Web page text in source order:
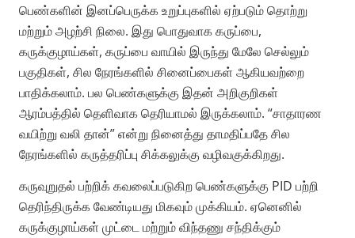
பெண்களின் இனப்பெருக்க உறுப்புகளில் ஏற்படும் தொற்று
மற்றும் அழற்சி நிலை. இது பொதுவாக கருப்பை,
கருக்குழாய்கள், கருப்பை வாயில் இருந்து மேலே செல்லும்
பகுதிகள், சில நேரங்களில் சினைப்பைகள் ஆகியவற்றை
பாதிக்கலாம். பல பெண்களுக்கு இதன் அறிகுறிகள்
ஆரம்பத்தில் தெளிவாக தெரியாமல் இருக்கலாம். “சாதாரண
வயிற்று வலி தான்” என்று நினைத்து தாமதிப்பதே சில
நேரங்களில் கருத்தரிப்பு சிக்கலுக்கு வழிவகுக்கிறது.
கருவுறுதல் பற்றிக் கவலைப்படுகிற பெண்களுக்கு PID பற்றி
தெரிந்திருக்க வேண்டியது மிகவும் முக்கியம். ஏனெனில்
கருக்குழாய்கள் முட்டை மற்றும் விந்தணு சந்திக்கும்